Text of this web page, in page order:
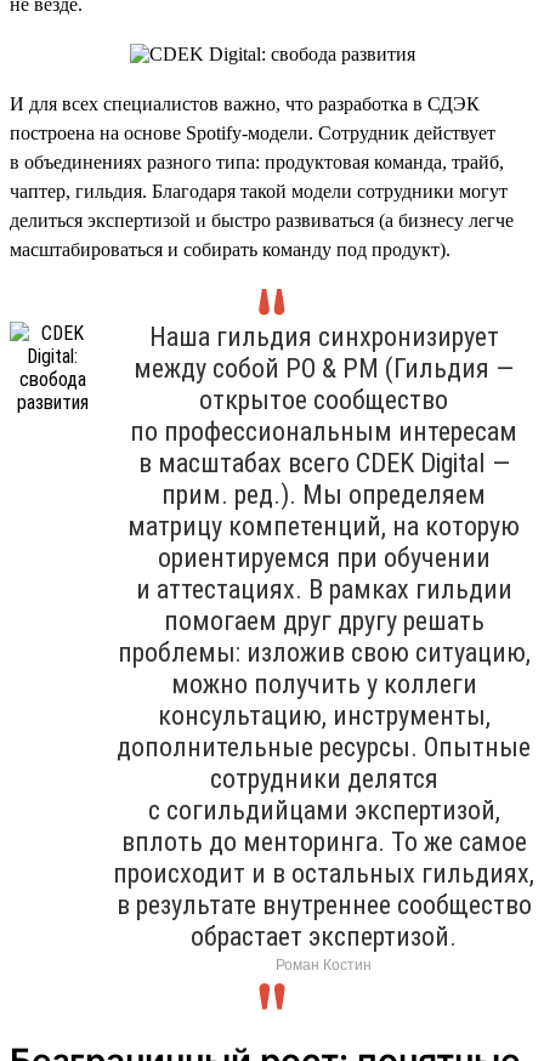
И для всех специалистов важно, что разработка в СДЭК
построена на основе Spotify-модели. Сотрудник действует
в объединениях разного типа: продуктовая команда, трайб,
чаптер, гильдия. Благодаря такой модели сотрудники могут
делиться экспертизой и быстро развиваться (а бизнесу легче
масштабироваться и собирать команду под продукт).
Наша гильдия синхронизирует
между собой PO & PM (Гильдия —
открытое сообщество
по профессиональным интересам
в масштабах всего CDEK Digital —
прим. ред.). Мы определяем
матрицу компетенций, на которую
ориентируемся при обучении
и аттестациях. В рамках гильдии
помогаем друг другу решать
проблемы: изложив свою ситуацию,
можно получить у коллеги
консультацию, инструменты,
дополнительные ресурсы. Опытные
сотрудники делятся
с согильдийцами экспертизой,
вплоть до менторинга. То же самое
происходит и в остальных гильдиях,
в результате внутреннее сообщество
обрастает экспертизой.
Роман Костин